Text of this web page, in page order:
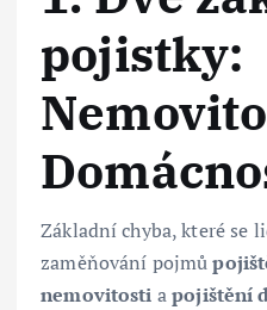
pojistky:
Základní chyba, které se
zaměňování pojmů
nemovitosti apojištění